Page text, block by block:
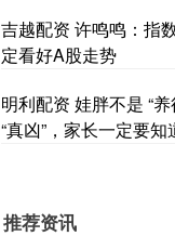
吉越配资 许鸣鸣：指
定看好A股走势
明利配资 娃胖不是 “
“真凶”，家长一定要知
推荐资讯